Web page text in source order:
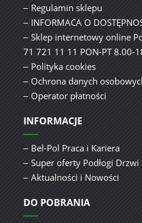
Regulamin sklepu
INFORMACA O
Sklep internetowy online
71 721 11 11 PON-PT 8.00-
Polityka cookies
Ochrona danych
Operator płatności
INFORMACJE
Bel-Pol Praca i Kariera
Super oferty Podłogi Drzwi
Aktualności i Nowości
DO POBRANIA